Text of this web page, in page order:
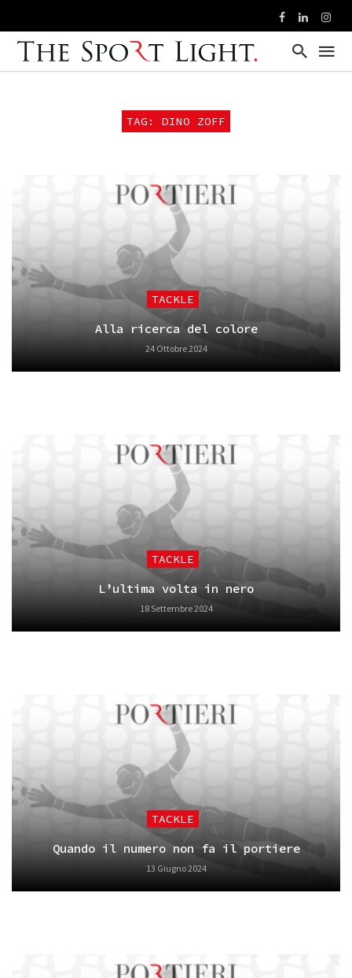
TAG: DINO ZOFF
TACKLE
Alla ricerca del colore
24 Ottobre 2024
TACKLE
L’ultima volta in nero
18 Settembre 2024
TACKLE
Quando il numero non fa il portiere
13 Giugno 2024